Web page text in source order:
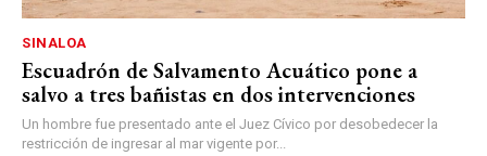
SINALOA
Escuadrón de Salvamento Acuático pone a
salvo a tres bañistas en dos intervenciones
Un hombre fue presentado ante el Juez Cívico por desobedecer la
restricción de ingresar al mar vigente por...